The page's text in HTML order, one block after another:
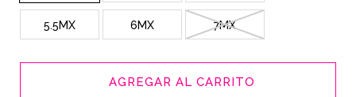
5.5MX 6MX 7MX
AGREGAR AL CARRITO